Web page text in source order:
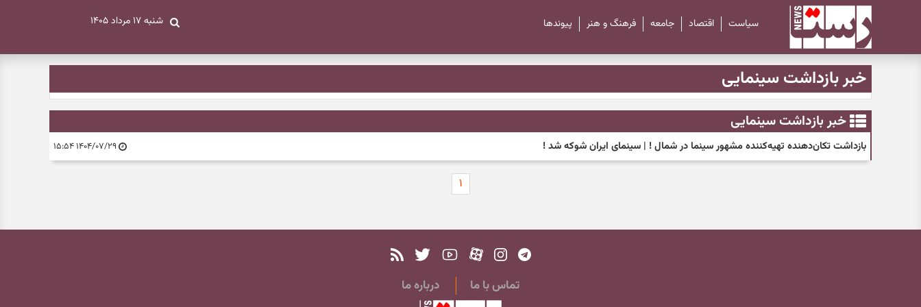
شنبه ۱۷ مرداد ۱۴۰۵ سیاست اقتصاد جامعه فرهنگ و هنر پیوند‌ها
خبر بازداشت سینمایی
خبر بازداشت سینمایی
بازداشت تکان‌دهنده تهیه‌کننده مشهور سینما در شمال ! | سینمای ایران شوکه شد ! ۱۴۰۴/۰۷/۲۹ ۱۵:۵۴
۱
تماس با ما درباره ما